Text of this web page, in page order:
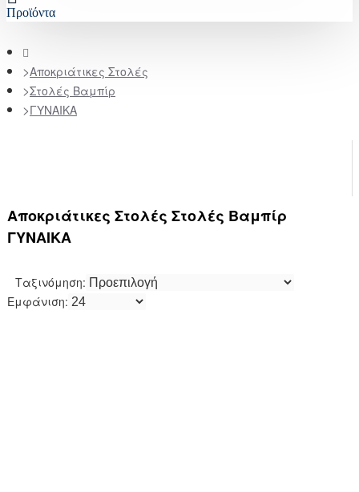
Προϊόντα
Αποκριάτικες Στολές
Στολές Βαμπίρ
ΓΥΝΑΙΚΑ
Αποκριάτικες Στολές Στολές Βαμπίρ
ΓΥΝΑΙΚΑ
Ταξινόμηση:
Εμφάνιση: